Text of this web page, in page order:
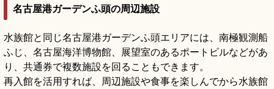
名古屋港ガーデンふ頭の周辺施設
水族館と同じ名古屋港ガーデンふ頭エリアには、南極観測船
ふじ、名古屋海洋博物館、展望室のあるポートビルなどがあ
り、共通券で複数施設を回ることもできます。
再入館を活用すれば、周辺施設や食事を楽しんでから水族館